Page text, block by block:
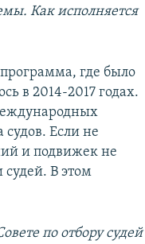
Как исполняется
где было
в 2014-2017 годах.
Если не
и подвижек не
В этом
по отбору судей